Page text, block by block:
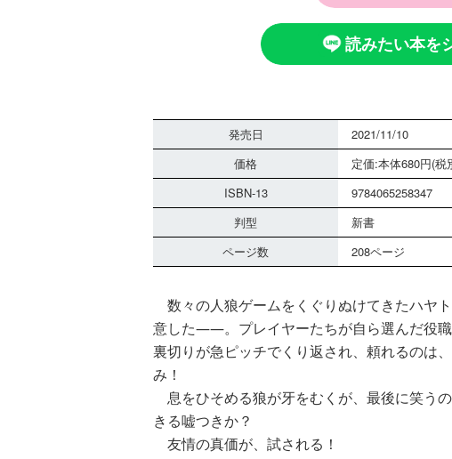
読みたい本を
発売日
2021/11/10
価格
定価:本体680円(税
ISBN-13
9784065258347
判型
新書
ページ数
208ページ
数々の人狼ゲームをくぐりぬけてきたハヤ
意した――。プレイヤーたちが自ら選んだ役
裏切りが急ピッチでくり返され、頼れるのは
み！
息をひそめる狼が牙をむくが、最後に笑う
きる嘘つきか？
友情の真価が、試される！
黒魔女さんは白魔女
さん！？ ６年１
組 黒魔女さんが通
る！！（１８）
黒
法
女
（９）